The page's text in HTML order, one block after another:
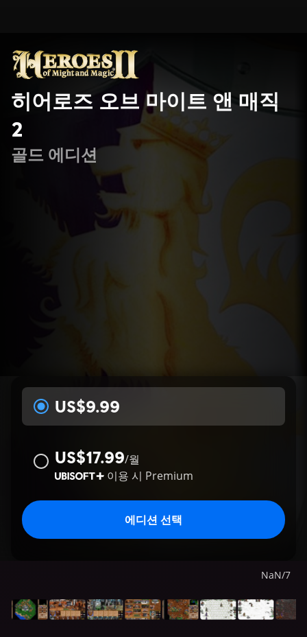
히어로즈 오브 마이트 앤 매직
2
골드 에디션
US$9.99
US$17.99/월
이용 시 Premium
에디션 선택
NaN/7